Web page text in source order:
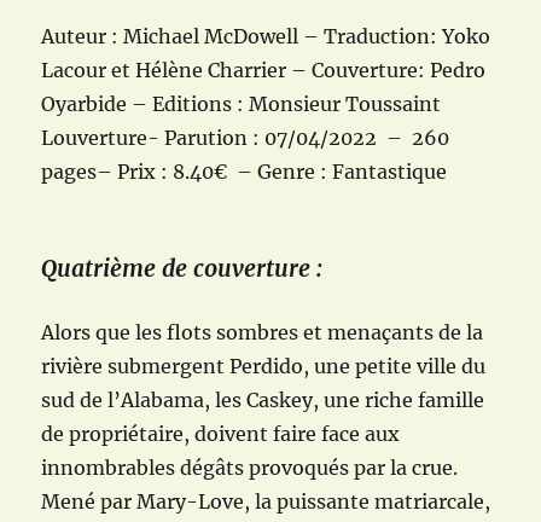
Auteur : Michael McDowell – Traduction: Yoko
Lacour et Hélène Charrier – Couverture: Pedro
Oyarbide – Editions : Monsieur Toussaint
Louverture- Parution : 07/04/2022 – 260
pages– Prix : 8.40€ – Genre : Fantastique
Quatrième de couverture :
Alors que les flots sombres et menaçants de la
rivière submergent Perdido, une petite ville du
sud de l’Alabama, les Caskey, une riche famille
de propriétaire, doivent faire face aux
innombrables dégâts provoqués par la crue.
Mené par Mary-Love, la puissante matriarcale,